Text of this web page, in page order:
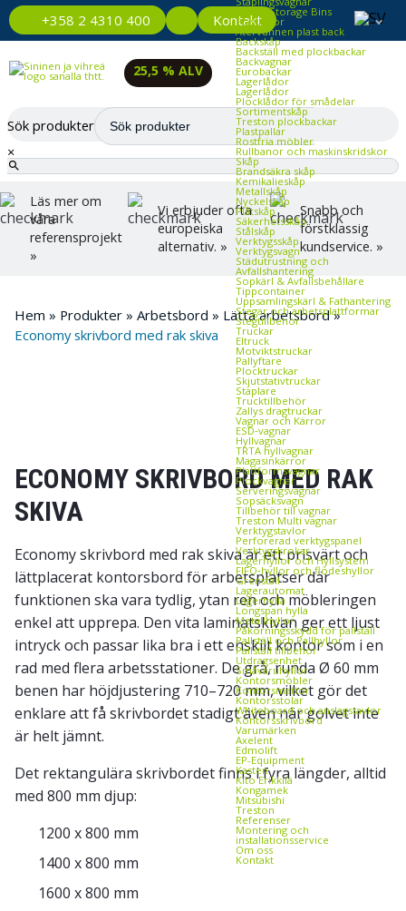
+358 2 4310 400 KontaktPlastic Storage Bins
Plastlådor
Återvunnen plast back
Backskåp
Backställ med plockbackar
Backvagnar
Eurobackar
Lagerlådor
Lagerlådor
Plocklådor för smådelar
Sortimentskåp
Treston plockbackar
Plastpallar
Rostfria möbler
Rullbanor och maskinskridskor
Skåp
Brandsäkra skåp
Kemikalieskåp
Metallskåp
Nyckelskåp
Plåtskåp
Säkerhetsskåp
Stålskåp
Verktygsskåp
Verktygsvagn
Städutrustning och
Avfallshantering
Sopkärl & Avfallsbehållare
Tippcontainer
Uppsamlingskärl & Fathantering
Stegar och arbetsplattformar
Stegtillbehör
Truckar
Eltruck
Motviktstruckar
Pallyftare
Plocktruckar
Skjutstativtruckar
Staplare
Trucktillbehör
Zallys dragtruckar
Vagnar och Kärror
ESD‑vagnar
Hyllvagnar
TRTA hyllvagnar
Magasinkärror
Plattformsvagnar
Plockvagnar
Serveringsvagnar
Sopsäcksvagn
Tillbehör till vagnar
Treston Multi vagnar
Verktygstavlor
Perforerad verktygspanel
Verktygskrokar
Lagerhyllor och Hyllsystem
FIFO‑hyllor och flödeshyllor
Grenställ
Lagerautomat
Lagerhylla
Longspan hylla
Metallhyllor
Påkörningsskydd för pallställ
Pallställ och Pallhyllor
Pallställ tillbehör
Utdragsenhet
Småvaruhyllor
Kontorsmöbler
Kontorsmattor
Kontorsstolar
Whiteboard och anslagstavlor
Kontorsskrivbord
Varumärken
Axelent
Edmolift
EP-Equipment
Kasten
Kito Erikkilä
Kongamek
Mitsubishi
Treston
Referenser
Montering och
installationsservice
Om oss
Kontakt
25,5 % ALV
Sök produkter
×
Läs mer om
våra
referensprojekt
»
Vi erbjuder ofta
europeiska
alternativ. »
Snabb och
förstklassig
kundservice. »
Hem » Produkter » Arbetsbord » Lätta arbetsbord»
Economy skrivbord med rak skiva
ECONOMY SKRIVBORD MED RAK
SKIVA
Economy skrivbord med rak skiva är ett prisvärt och
lättplacerat kontorsbord för arbetsplatser där
funktionen ska vara tydlig, ytan ren och möbleringen
enkel att upprepa. Den vita laminatskivan ger ett ljust
intryck och passar lika bra i ett enskilt kontor som i en
rad med flera arbetsstationer. De grå, runda Ø 60 mm
benen har höjdjustering 710–720 mm, vilket gör det
enklare att få skrivbordet stadigt även när golvet inte
är helt jämnt.
Det rektangulära skrivbordet finns i fyra längder, alltid
med 800 mm djup:
1200 x 800 mm
1400 x 800 mm
1600 x 800 mm